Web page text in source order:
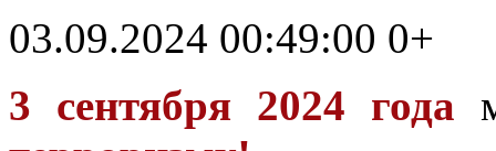
03.09.2024 00:49:00 0+
3 сентября 2024 года